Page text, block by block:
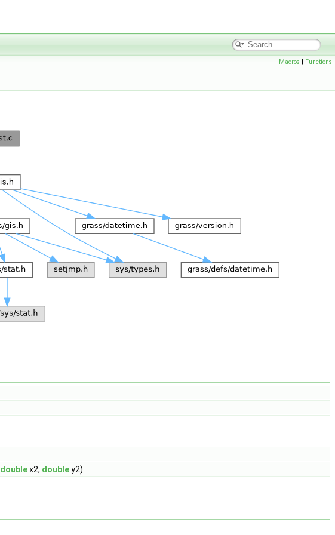
Macros | Functions
doublex2, doubley2)